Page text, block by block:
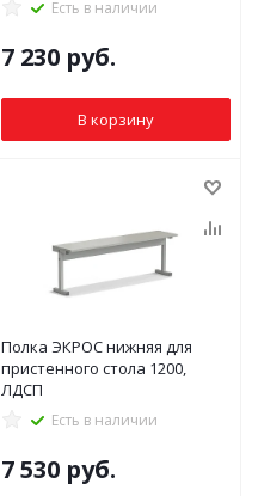
Есть в наличии
7 230 руб.
В корзину
Полка ЭКРОС нижняя для
пристенного стола 1200,
ЛДСП
Есть в наличии
7 530 руб.